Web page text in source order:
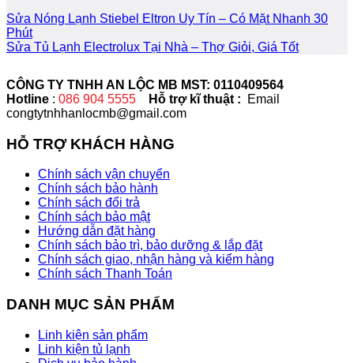
Sửa Nóng Lạnh Stiebel Eltron Uy Tín – Có Mặt Nhanh 30
Phút
Sửa Tủ Lạnh Electrolux Tại Nhà – Thợ Giỏi, Giá Tốt
CÔNG TY TNHH AN LỘC MB MST: 0110409564
Hotline : 086 904 5555 Hỗ trợ kĩ thuật :
Email
congtytnhhanlocmb@gmail.com
HỖ TRỢ KHÁCH HÀNG
Chính sách vận chuyển
Chính sách bảo hành
Chính sách đổi trả
Chính sách bảo mật
Hướng dẫn đặt hàng
Chính sách bảo trì, bảo dưỡng & lắp đặt
Chính sách giao, nhận hàng và kiểm hàng
Chính sách Thanh Toán
DANH MỤC SẢN PHẨM
Linh kiện sản phẩm
Linh kiện tủ lạnh